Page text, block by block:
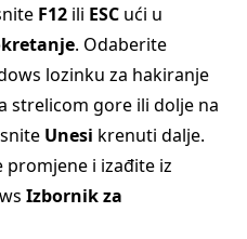
F12 ili ESC ući u
. Odaberite
lozinku za hakiranje
strelicom gore ili dolje na
Unesi krenuti dalje.
i izađite iz
Izbornik za